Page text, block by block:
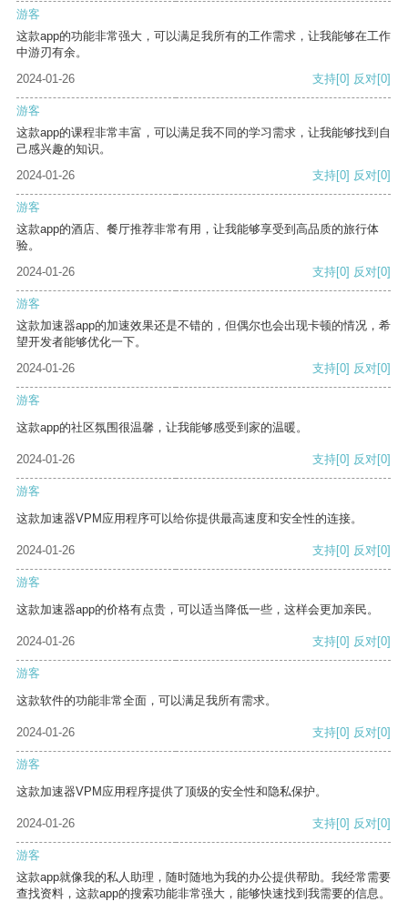
游客
这款app的功能非常强大，可以满足我所有的工作需求，让我能够在工作
中游刃有余。
2024-01-26
支持[0] 反对[0]
游客
这款app的课程非常丰富，可以满足我不同的学习需求，让我能够找到自
己感兴趣的知识。
2024-01-26
支持[0] 反对[0]
游客
这款app的酒店、餐厅推荐非常有用，让我能够享受到高品质的旅行体
验。
2024-01-26
支持[0] 反对[0]
游客
这款加速器app的加速效果还是不错的，但偶尔也会出现卡顿的情况，希
望开发者能够优化一下。
2024-01-26
支持[0] 反对[0]
游客
这款app的社区氛围很温馨，让我能够感受到家的温暖。
2024-01-26 支持[0] 反对[0]
游客
这款加速器VPM应用程序可以给你提供最高速度和安全性的连接。
2024-01-26 支持[0] 反对[0]
游客
这款加速器app的价格有点贵，可以适当降低一些，这样会更加亲民。
2024-01-26 支持[0] 反对[0]
游客
这款软件的功能非常全面，可以满足我所有需求。
2024-01-26 支持[0] 反对[0]
游客
这款加速器VPM应用程序提供了顶级的安全性和隐私保护。
2024-01-26 支持[0] 反对[0]
游客
这款app就像我的私人助理，随时随地为我的办公提供帮助。我经常需要
查找资料，这款app的搜索功能非常强大，能够快速找到我需要的信息。